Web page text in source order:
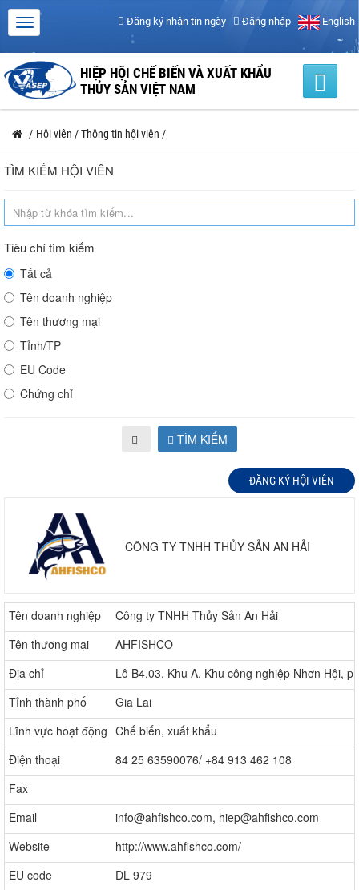
Đăng ký nhận tin ngày Đăng nhập English
HIỆP HỘI CHẾ BIẾN VÀ XUẤT KHẨU
THỦY SẢN VIỆT NAM
/ Hội viên /Thông tin hội viên /
TÌM KIẾM HỘI VIÊN
Tiêu chí tìm kiếm
Tất cả
Tên doanh nghiệp
Tên thương mại
Tỉnh/TP
EU Code
Chứng chỉ
TÌM KIẾM
ĐĂNG KÝ HỘI VIÊN
CÔNG TY TNHH THỦY SẢN AN HẢI
Tên doanh nghiệp
Công ty TNHH Thủy Sản An Hải
Tên thương mại
AHFISHCO
Địa chỉ
Lô B4.03, Khu A, Khu công nghiệp Nhơn Hội,
Tỉnh thành phố
Gia Lai
Lĩnh vực hoạt động Chế biến, xuất khẩu
Điện thoại
84 25 63590076/ +84 913 462 108
Fax
Email
info@ahfishco.com, hiep@ahfishco.com
Website
http://www.ahfishco.com/
EU code
DL 979